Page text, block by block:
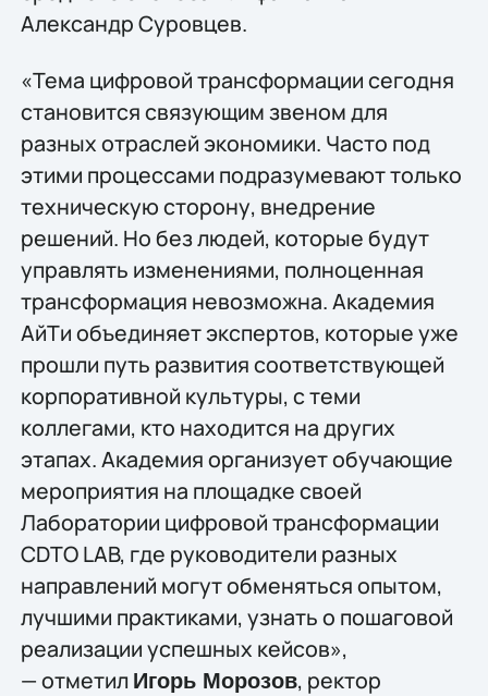
Александр Суровцев.
«Тема цифровой трансформации сегодня
становится связующим звеном для
разных отраслей экономики. Часто под
этими процессами подразумевают только
техническую сторону, внедрение
решений. Но без людей, которые будут
управлять изменениями, полноценная
трансформация невозможна. Академия
АйТи объединяет экспертов, которые уже
прошли путь развития соответствующей
корпоративной культуры, с теми
коллегами, кто находится на других
этапах. Академия организует обучающие
мероприятия на площадке своей
Лаборатории цифровой трансформации
CDTO LAB, где руководители разных
направлений могут обменяться опытом,
лучшими практиками, узнать о пошаговой
реализации успешных кейсов»,
— отметил Игорь Морозов, ректор